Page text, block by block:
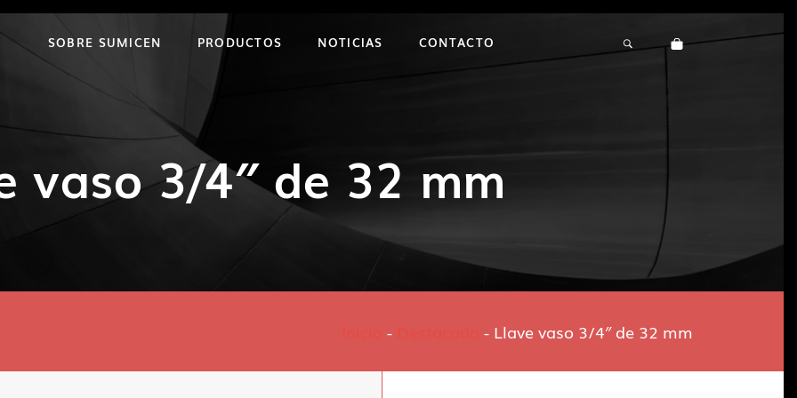
SOBRE SUMICEN PRODUCTOS NOTICIAS CONTACTO
vaso 3/4″ de 32 mm
- - Llave vaso 3/4″ de 32 mm